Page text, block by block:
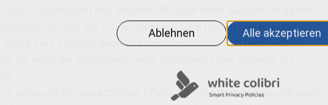
die Zuständigkeit des örtlichen BR auch nicht dadurch umgehen,
über die Art der Zeiterfassung treffen und wie im
eine Zuständigkeit des Konzernbetriebsrats begründen.
BR noch der Arbeitgeber eine Vorauswahl des Systems zur
aufgrund der gesetzlichen Pflicht zur Arbeitszeiterfassung auch